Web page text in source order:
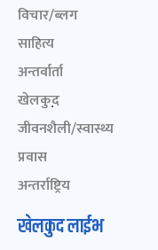
विचार/ब्लग
साहित्य
अन्तर्वार्ता
खेलकुद़़
जीवनशैली/स्वास्थ्य
प्रवास
अन्तर्राष्ट्रिय
खेलकुद लाईभ